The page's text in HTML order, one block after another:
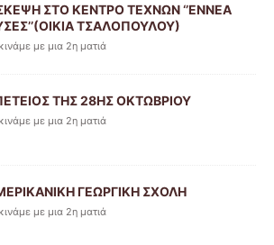
ΣΤΟ ΚΕΝΤΡΟ ΤΕΧΝΩΝ ‘’ΕΝΝΕΑ
ΤΣΑΛΟΠΟΥΛΟΥ)
με μια 2η ματιά
ΤΗΣ 28ΗΣ ΟΚΤΩΒΡΙΟΥ
με μια 2η ματιά
ΓΕΩΡΓΙΚΗ ΣΧΟΛΗ
με μια 2η ματιά